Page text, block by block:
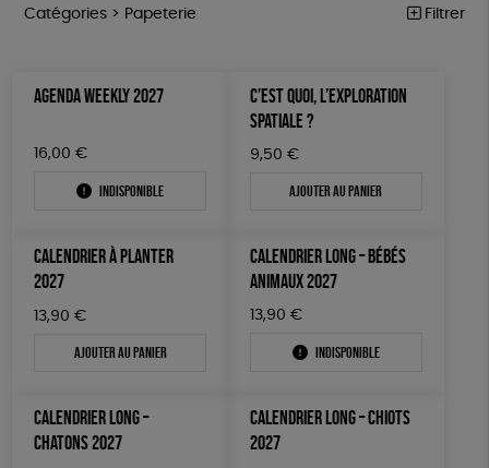
Catégories > Papeterie Filtrer
MAISON
ACCESSOIRES
PAPETERIE
LIVRES
TOUT
Par défaut
Nouveauté
Prix : du - cher au + cher
50 € - 100 €
150 € - 200 €
Plus de 200€
Couleur
Mots clés
Vegan Cosme Bio
Fabrication artisanale Oeko-Tex
Fabriqué en Espagne
AGENDA WEEKLY 2027
16,00 €
Indisponible
C’EST QUOI, L’EXPLORATION
SPATIALE ?
9,50 €
Ajouter au panier
CALENDRIER À PLANTER
2027
13,90 €
Ajouter au panier
CALENDRIER LONG – BÉBÉS
ANIMAUX 2027
13,90 €
Indisponible
CALENDRIER LONG –
CHATONS 2027
CALENDRIER LONG – CHIOTS
2027